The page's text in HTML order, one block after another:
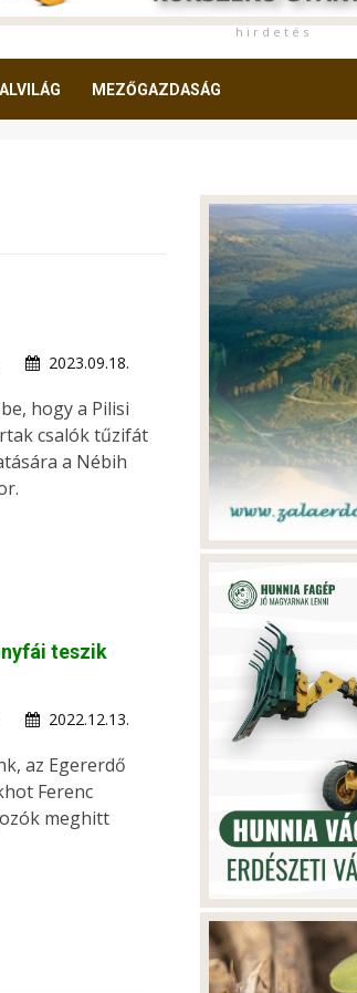
h i r d e t é s
MEZŐGAZDASÁG
2023.09.18.
hogy a Pilisi
csalók tűzifát
a Nébih
teszik
2022.12.13.
az Egererdő
Ferenc
meghitt